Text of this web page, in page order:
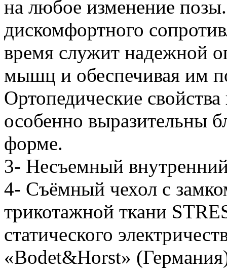
на любое изменение
дискомфортного
время служит надежной
мышц и обеспечивая им
Ортопедические
особенно выразительны
форме.
3- Несъемный
4- Съёмный чехол с
трикотажной ткани
статического
«Bodet&Horst»